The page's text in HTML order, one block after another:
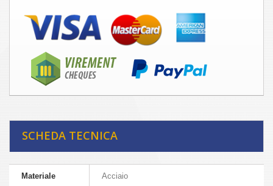
SCHEDA TECNICA
Materiale Acciaio